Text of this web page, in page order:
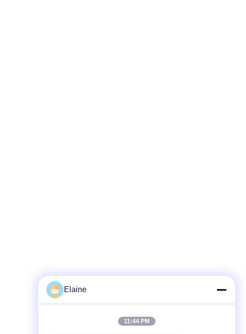
Elaine
11:44 PM